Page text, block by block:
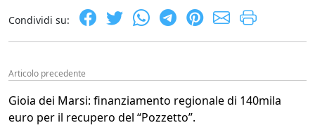
Condividi su:
Articolo precedente
Gioia dei Marsi: finanziamento regionale di 140mila
euro per il recupero del “Pozzetto”.